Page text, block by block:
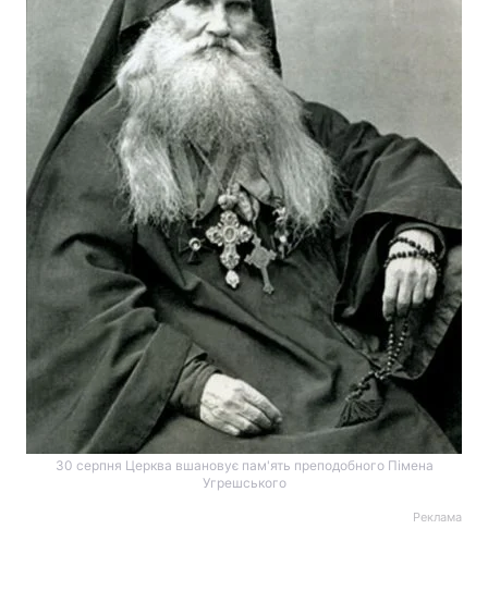
30 серпня Церква вшановує пам'ять преподобного Пімена
Угрешського
Реклама